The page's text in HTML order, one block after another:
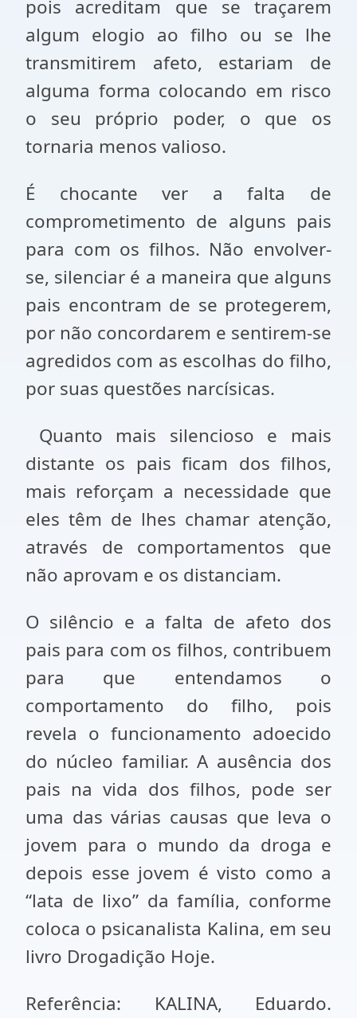
pois acreditam que se traçarem
algum elogio ao filho ou se lhe
transmitirem afeto, estariam de
alguma forma colocando em risco
o seu próprio poder, o que os
tornaria menos valioso.
É chocante ver a falta de
comprometimento de alguns pais
para com os filhos. Não envolver-
se, silenciar é a maneira que alguns
pais encontram de se protegerem,
por não concordarem e sentirem-se
agredidos com as escolhas do filho,
por suas questões narcísicas.
Quanto mais silencioso e mais
distante os pais ficam dos filhos,
mais reforçam a necessidade que
eles têm de lhes chamar atenção,
através de comportamentos que
não aprovam e os distanciam.
O silêncio e a falta de afeto dos
pais para com os filhos, contribuem
para que entendamos o
comportamento do filho, pois
revela o funcionamento adoecido
do núcleo familiar. A ausência dos
pais na vida dos filhos, pode ser
uma das várias causas que leva o
jovem para o mundo da droga e
depois esse jovem é visto como a
“lata de lixo” da família, conforme
coloca o psicanalista Kalina, em seu
livro Drogadição Hoje.
Referência: KALINA, Eduardo.